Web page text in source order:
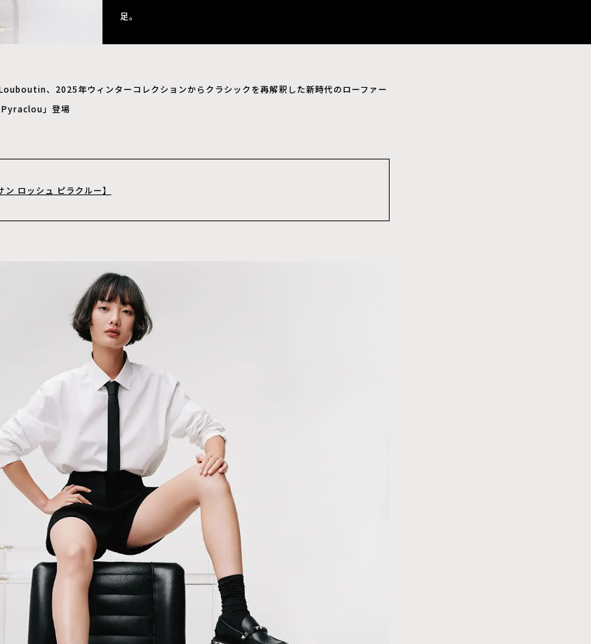
足。
、2025年ウィンターコレクションからクラシックを再解釈した新時代のローファー
Pyraclou」登場
ロッシュ ピラクルー】